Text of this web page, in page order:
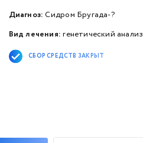
Диагноз: Сидром Бругада-?
Вид лечения: генетический анализ
СБОР СРЕДСТВ ЗАКРЫТ